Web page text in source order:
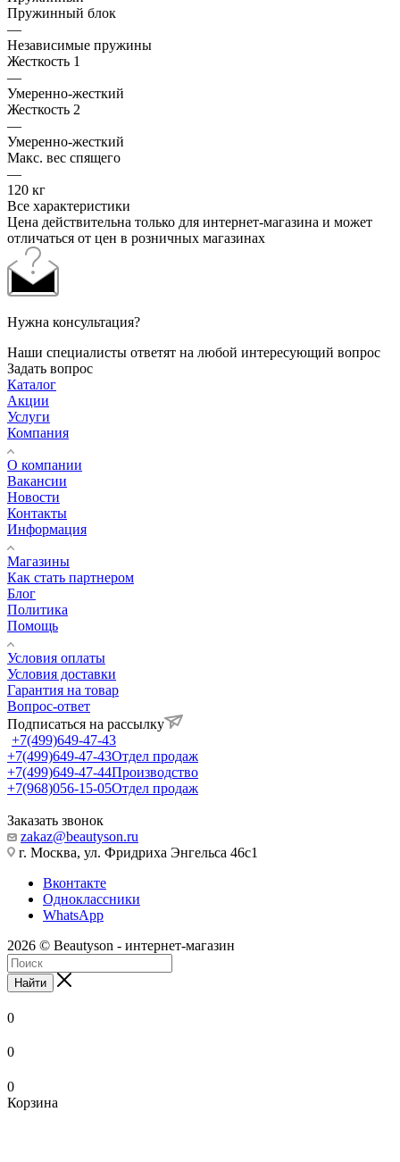
Пружинный блок
—
Независимые пружины
Жесткость 1
—
Умеренно-жесткий
Жесткость 2
—
Умеренно-жесткий
Макс. вес спящего
—
120 кг
Все характеристики
Цена действительна только для интернет-магазина и может
отличаться от цен в розничных магазинах
Нужна консультация?
Наши специалисты ответят на любой интересующий вопрос
Задать вопрос
Каталог
Акции
Услуги
Компания
О компании
Вакансии
Новости
Контакты
Информация
Магазины
Как стать партнером
Блог
Политика
Помощь
Условия оплаты
Условия доставки
Гарантия на товар
Вопрос-ответ
Подписаться на рассылку
+7(499)649-47-43
+7(499)649-47-43Отдел продаж
+7(499)649-47-44Производство
+7(968)056-15-05Отдел продаж
Заказать звонок
zakaz@beautyson.ru
г. Москва, ул. Фридриха Энгельса 46с1
Вконтакте
Одноклассники
WhatsApp
2026 © Beautyson - интернет-магазин
Найти
0
0
0
Корзина